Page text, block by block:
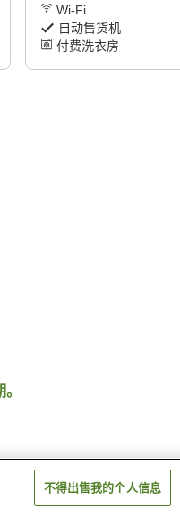
Wi-Fi
自动售货机
付费洗衣房
不得出售我的个人信息